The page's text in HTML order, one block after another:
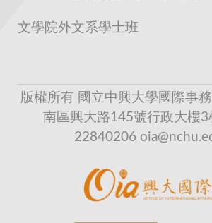
文學院外文系學士班
版權所有 國立中興大學國際事
南區興大路145號行政大樓
22840206